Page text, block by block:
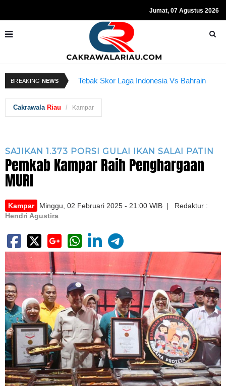
Jumat, 07 Agustus 2026
BREAKING NEWS
Tebak Skor Laga Indonesia Vs Bahrain
Sempat Teriakkan Kata "Merdeka"
Cakrawala Riau Kampar
SAJIKAN 1.373 PORSI GULAI IKAN SALAI PATIN
Pemkab Kampar Raih Penghargaan
MURI
Kampar
Minggu, 02 Februari 2025 - 21:00 WIB | Redaktur :
Hendri Agustira